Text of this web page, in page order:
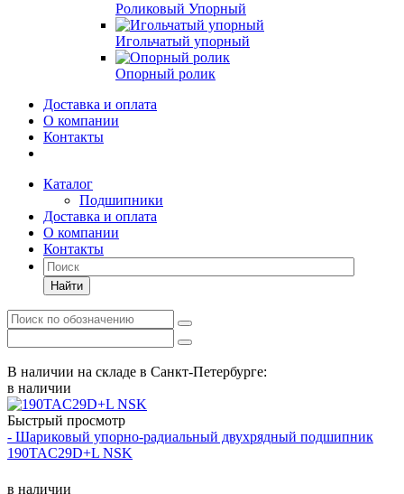
Роликовый Упорный
Игольчатый упорный
Опорный ролик
Доставка и оплата
О компании
Контакты
Каталог
Подшипники
Доставка и оплата
О компании
Контакты
Найти
В наличии на складе в Санкт-Петербурге:
в наличии
Быстрый просмотр
- Шариковый упорно-радиальный двухрядный подшипник
190TAC29D+L NSK
в наличии